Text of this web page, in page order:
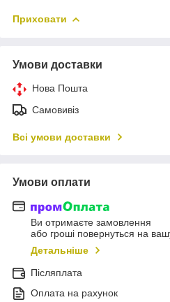
Приховати
Умови доставки
Нова Пошта
Самовивіз
Всі умови доставки
Умови оплати
Ви отримаєте замовлення
або гроші повернуться на
Детальніше
Післяплата
Оплата на рахунок